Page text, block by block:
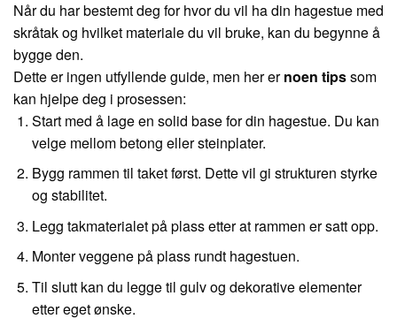
Når du har bestemt deg for hvor du vil ha din hagestue med
skråtak og hvilket materiale du vil bruke, kan du begynne å
bygge den.
Dette er ingen utfyllende guide, men her ernoen tipssom
kan hjelpe deg i prosessen:
Start med å lage en solid base for din hagestue. Du kan
velge mellom betong eller steinplater.
Bygg rammen til taket først. Dette vil gi strukturen styrke
og stabilitet.
Legg takmaterialet på plass etter at rammen er satt opp.
Monter veggene på plass rundt hagestuen.
Til slutt kan du legge til gulv og dekorative elementer
etter eget ønske.